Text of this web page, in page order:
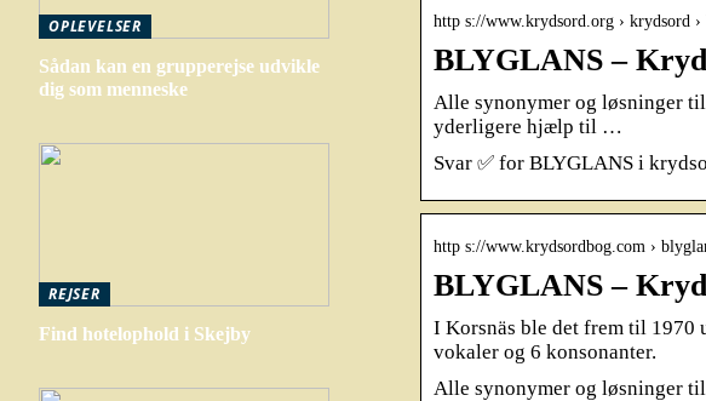
http s://www.krydsord.org › krydsord ›
BLYGLANS –
Alle synonymer og løsninger
yderligere hjælp til …
Svar ✅ for BLYGLANS i
http s://www.krydsordbog.com ›
BLYGLANS –
I Korsnäs ble det frem til
vokaler og 6 konsonanter.
Alle synonymer og løsninger
OPLEVELSER
Sådan kan en grupperejse udvikle
dig som menneske
REJSER
Find hotelophold i Skejby